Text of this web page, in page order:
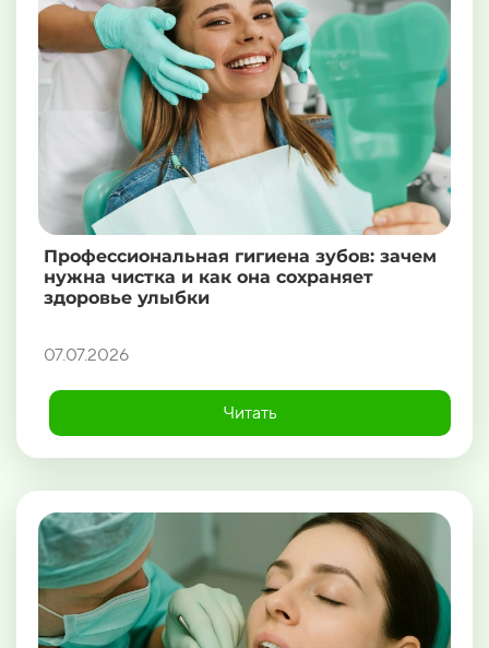
Профессиональная гигиена зубов: зачем
нужна чистка и как она сохраняет
здоровье улыбки
07.07.2026
Читать